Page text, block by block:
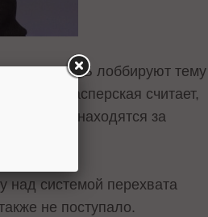
и ФСБ лоббируют тему
Касперская считает,
кто» находятся за
над системой перехвата
не поступало.